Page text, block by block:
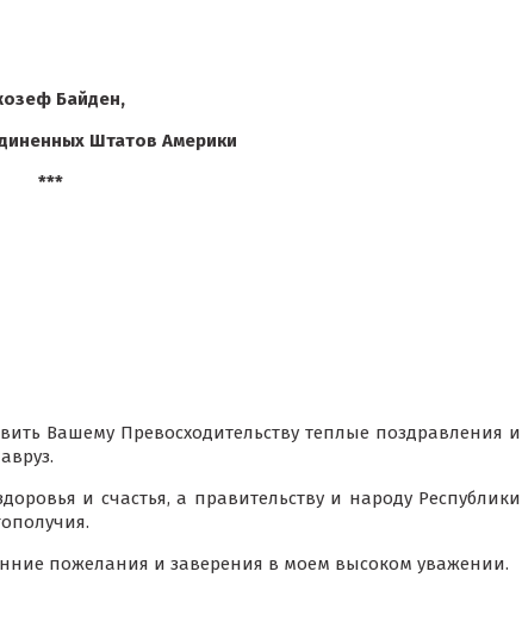
Байден,
Штатов Америки
***
Вашему Превосходительству теплые поздравления и
и счастья, а правительству и народу Республики
пожелания и заверения в моем высоком уважении.